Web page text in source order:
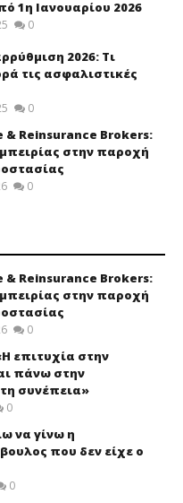
1η Ιανουαρίου 2026
0
2026: Τι
τις ασφαλιστικές
0
Reinsurance Brokers:
στην παροχή
0
Reinsurance Brokers:
στην παροχή
0
επιτυχία στην
πάνω στην
συνέπεια»
0
να γίνω η
που δεν είχε ο
0